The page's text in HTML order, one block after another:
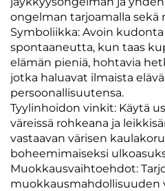
ongelman tarjoamalla
Symboliikka: Avoin
spontaaneutta, kun taas
elämän pieniä, hohtavia
jotka haluavat ilmaista
persoonallisuutensa.
Tyylinhoidon vinkit: Käytä
väreissä rohkeana ja
vastaavan värisen
boheemimaiseksi
Muokkausvaihtoehdot:
muokkausmahdollisuuden